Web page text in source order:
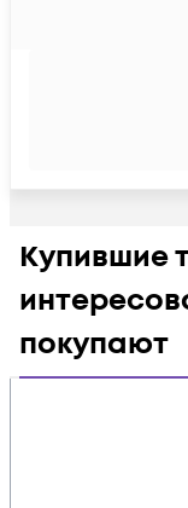
Купившие
покупают